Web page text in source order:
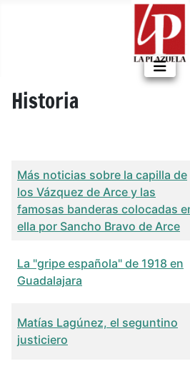
Historia
Título Fecha de publicación
Más noticias sobre la capilla de
los Vázquez de Arce y las
famosas banderas colocadas
ella por Sancho Bravo de Arce
La "gripe española" de 1918 en
Guadalajara
Matías Lagúnez, el seguntino
justiciero